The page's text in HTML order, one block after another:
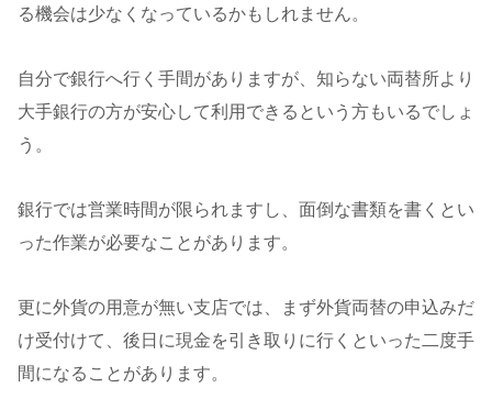
る機会は少なくなっているかもしれません。
自分で銀行へ行く手間がありますが、知らない両替所より
大手銀行の方が安心して利用できるという方もいるでしょ
う。
銀行では営業時間が限られますし、面倒な書類を書くとい
った作業が必要なことがあります。
更に外貨の用意が無い支店では、まず外貨両替の申込みだ
け受付けて、後日に現金を引き取りに行くといった二度手
間になることがあります。